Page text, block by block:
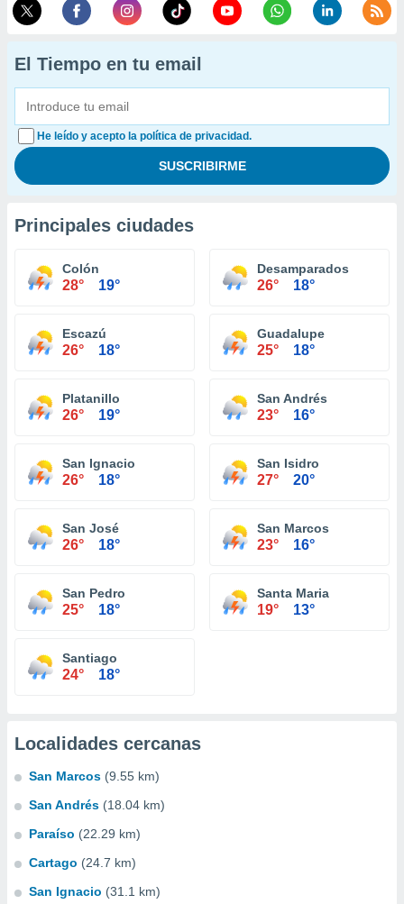
El Tiempo en tu email
He leído y acepto la política de privacidad.
Principales ciudades
Colón
28° 19°
Desamparados
26° 18°
Escazú
26° 18°
Guadalupe
25° 18°
Platanillo
26° 19°
San Andrés
23° 16°
San Ignacio
26° 18°
San Isidro
27° 20°
San José
26° 18°
San Marcos
23° 16°
San Pedro
25° 18°
Santa Maria
19° 13°
Santiago
24° 18°
Localidades cercanas
San Marcos (9.55 km)
San Andrés (18.04 km)
Paraíso (22.29 km)
Cartago (24.7 km)
San Ignacio (31.1 km)